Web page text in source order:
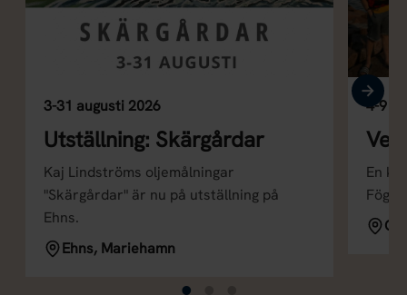
3-31 augusti 2026
Utställning: Skärgårdar
Kaj Lindströms oljemålningar
"Skärgårdar" är nu på utställning på
Ehns.
Ehns, Mariehamn
4-9
En
Föglö!